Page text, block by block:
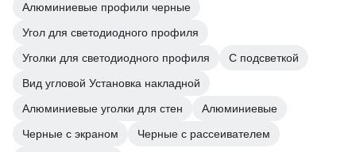
Алюминиевые профили черные
Угол для светодиодного профиля
Уголки для светодиодного профиля
С подсветкой
Вид угловой Установка накладной
Алюминиевые уголки для стен
Алюминиевые
Черные с экраном
Черные с рассеивателем